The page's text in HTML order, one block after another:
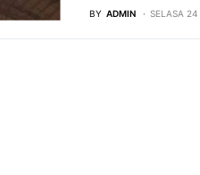
BY ADMIN SELASA